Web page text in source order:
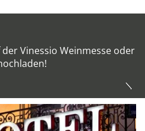
Vinessio Weinmesse oder